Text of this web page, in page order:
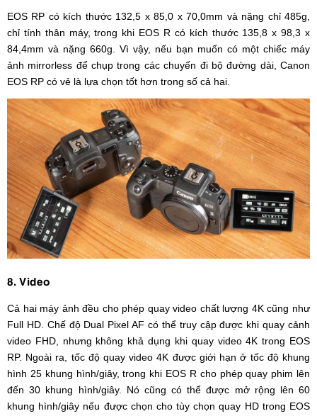
EOS RP có kích thước 132,5 x 85,0 x 70,0mm và nặng chỉ 485g,
chỉ tính thân máy, trong khi EOS R có kích thước 135,8 x 98,3 x
84,4mm và nặng 660g. Vì vậy, nếu bạn muốn có một chiếc máy
ảnh mirrorless để chụp trong các chuyến đi bộ đường dài, Canon
EOS RP có vẻ là lựa chọn tốt hơn trong số cả hai.
8. Video
Cả hai máy ảnh đều cho phép quay video chất lượng 4K cũng như
Full HD. Chế độ Dual Pixel AF có thể truy cập được khi quay cảnh
video FHD, nhưng không khả dụng khi quay video 4K trong EOS
RP. Ngoài ra, tốc độ quay video 4K được giới hạn ở tốc độ khung
hình 25 khung hình/giây, trong khi EOS R cho phép quay phim lên
đến 30 khung hình/giây. Nó cũng có thể được mở rộng lên 60
khung hình/giây nếu được chọn cho tùy chọn quay HD trong EOS